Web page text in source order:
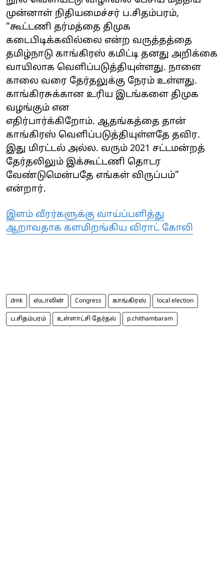
முன்னாள் நிதியமைச்சர் ப.சிதம்பரம்,
“கூட்டணி தர்மத்தை திமுக
கடைபிடிக்கவில்லை என்ற வருத்தத்தை
தமிழ்நாடு காங்கிரஸ் கமிட்டி தனது அறிக்கை
வாயிலாக வெளிப்படுத்தியுள்ளது. நாளை
காலை வரை தேர்தலுக்கு நேரம் உள்ளது.
காங்கிரசுக்கான உரிய இடங்களை திமுக
வழங்கும் என
எதிர்பார்க்கிறோம். ஆதங்கத்தை தான்
காங்கிரஸ் வெளிப்படுத்தியுள்ளதே தவிர.
இது மிரட்டல் அல்ல. வரும் 2021 சட்டமன்றத்
தேர்தலிலும் இக்கூட்டணி தொடர
வேண்டுமென்பதே எங்கள் விருப்பம்”
என்றார்.
இளம் வீரர்களுக்கு வாய்ப்பளித்து
ஆறாவதாக களமிறங்கிய விராட் கோலி
dmk ஸ்டாலின் Congress காங்கிரஸ் local election
ப.சிதம்பரம் உள்ளாட்சி தேர்தல் p.chithambaram